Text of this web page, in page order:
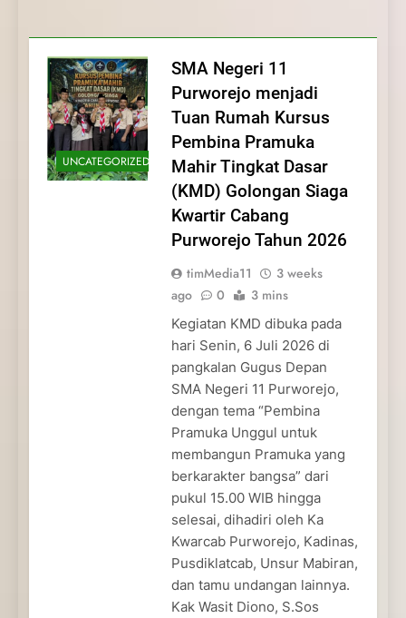
dan Pengabdian Generasi
Pramuka
Pramuka
Kepedulian
UNCATEGORIZED
SMA Negeri 11
Purworejo menjadi
Tuan Rumah Kursus
Pembina Pramuka
Mahir Tingkat Dasar
(KMD) Golongan Siaga
Kwartir Cabang
Purworejo Tahun 2026
timMedia11
3 weeks
ago
0 3 mins
Kegiatan KMD dibuka pada
hari Senin, 6 Juli 2026 di
pangkalan Gugus Depan
SMA Negeri 11 Purworejo,
dengan tema “Pembina
Pramuka Unggul untuk
membangun Pramuka yang
berkarakter bangsa” dari
pukul 15.00 WIB hingga
selesai, dihadiri oleh Ka
Kwarcab Purworejo, Kadinas,
Pusdiklatcab, Unsur Mabiran,
dan tamu undangan lainnya.
Kak Wasit Diono, S.Sos